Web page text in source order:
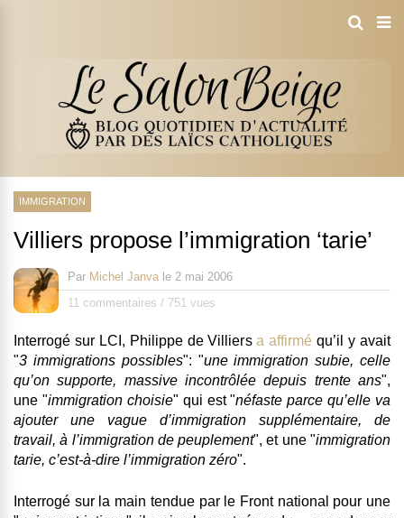
IMMIGRATION
Villiers propose l’immigration ‘tarie’
Par Michel Janva le 2 mai 2006
11 commentaires / 751 vues
Interrogé sur LCI, Philippe de Villiersa affirmé qu’il y avait
"3 immigrations possibles": "uneimmigration subie, celle
qu’on supporte, massive incontrôlée depuis trente ans",
une "immigration choisie" qui est "néfaste parce qu’elle va
ajouter une vague d’immigration supplémentaire, de
travail, à l’immigration de peuplement", et une "immigration
tarie, c’est-à-dire l’immigration zéro".
Interrogé sur la main tendue par le Front national pour une